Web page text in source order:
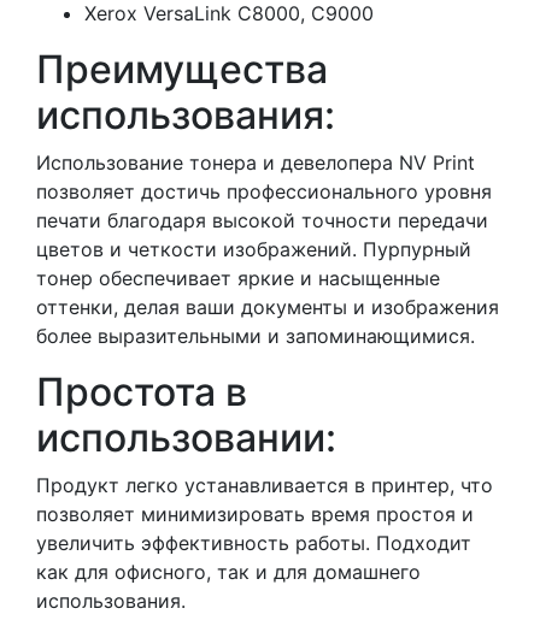
Xerox VersaLink C8000, C9000
Преимущества
использования:
Использование тонера и девелопера NV Print
позволяет достичь профессионального уровня
печати благодаря высокой точности передачи
цветов и четкости изображений. Пурпурный
тонер обеспечивает яркие и насыщенные
оттенки, делая ваши документы и изображения
более выразительными и запоминающимися.
Простота в
использовании:
Продукт легко устанавливается в принтер, что
позволяет минимизировать время простоя и
увеличить эффективность работы. Подходит
как для офисного, так и для домашнего
использования.